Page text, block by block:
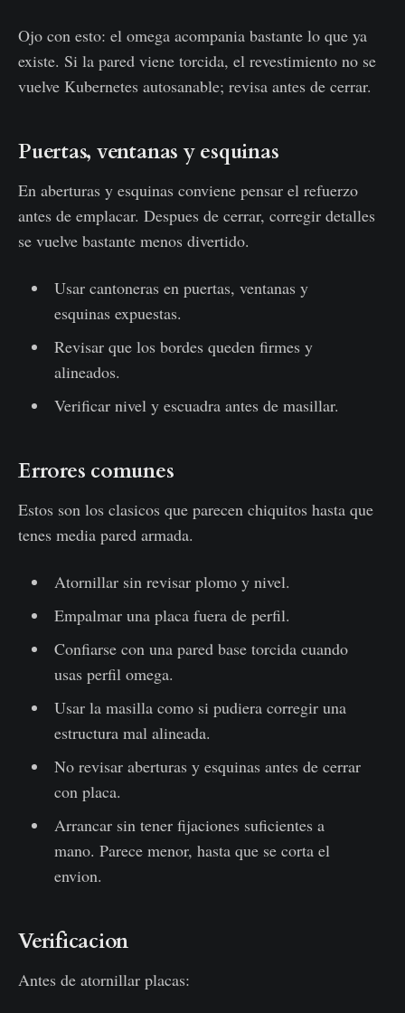
Ojo con esto: el omega acompania bastante lo que ya
existe. Si la pared viene torcida, el revestimiento no se
vuelve Kubernetes autosanable; revisa antes de cerrar.
Puertas, ventanas y esquinas
En aberturas y esquinas conviene pensar el refuerzo
antes de emplacar. Despues de cerrar, corregir detalles
se vuelve bastante menos divertido.
Usar cantoneras en puertas, ventanas y
esquinas expuestas.
Revisar que los bordes queden firmes y
alineados.
Verificar nivel y escuadra antes de masillar.
Errores comunes
Estos son los clasicos que parecen chiquitos hasta que
tenes media pared armada.
Atornillar sin revisar plomo y nivel.
Empalmar una placa fuera de perfil.
Confiarse con una pared base torcida cuando
usas perfil omega.
Usar la masilla como si pudiera corregir una
estructura mal alineada.
No revisar aberturas y esquinas antes de cerrar
con placa.
Arrancar sin tener fijaciones suficientes a
mano. Parece menor, hasta que se corta el
envion.
Verificacion
Antes de atornillar placas: